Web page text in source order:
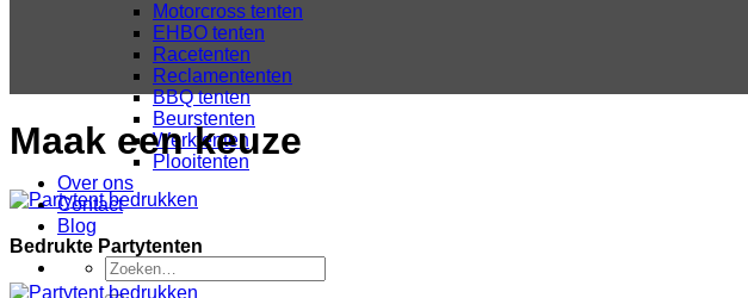
Motorcross tenten
EHBO tenten
Racetenten
Reclamententen
BBQ tenten
Beurstenten
Werktenten
Plooitenten
Over ons
Contact
Blog
Zoeken
naar:
Maak een keuze
Bedrukte Partytenten